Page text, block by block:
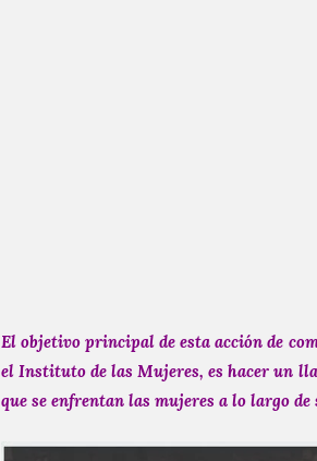
El objetivo principal de esta acción de
el Instituto de las Mujeres, es hacer un
que se enfrentan las mujeres a lo largo